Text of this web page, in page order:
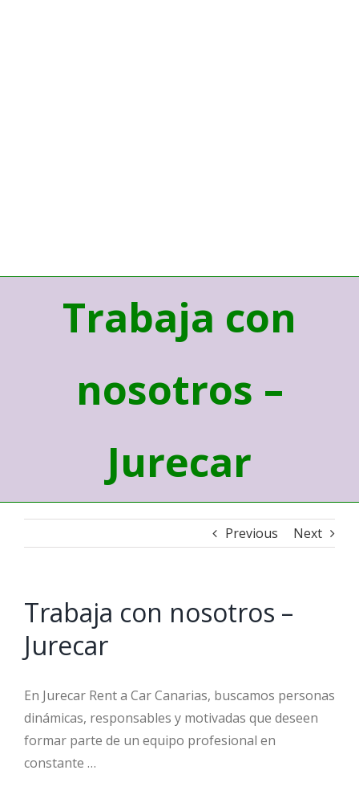
Trabaja con
nosotros –
Jurecar
Previous Next
Trabaja con nosotros –
Jurecar
En Jurecar Rent a Car Canarias, buscamos personas
dinámicas, responsables y motivadas que deseen
formar parte de un equipo profesional en
constante …